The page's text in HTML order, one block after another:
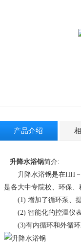
产品介绍
升降水浴锅简介:
升降水浴锅是在HH－
是各大中专院校、环保
(1) 增加了循环泵、提
(2) 智能化的控温仪表
(3)有内循环和外循环